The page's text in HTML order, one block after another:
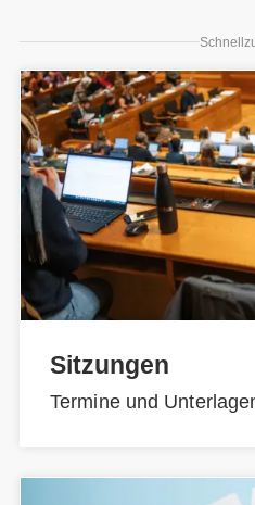
Sitzungen
Termine und